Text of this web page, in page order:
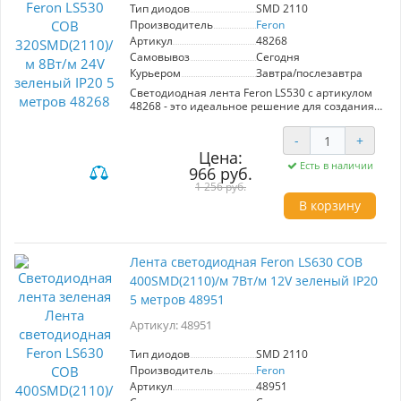
Тип диодов
SMD 2110
Производитель
Feron
Артикул
48268
Самовывоз
Сегодня
Курьером
Завтра/послезавтра
Светодиодная лента Feron LS530 с артикулом
48268 - это идеальное решение для создания
м и 320 диодов SMD 2110 на метр, она
обеспечивает яркое и равномерное свечение
в насыщенном зеленом цвете. Напряжение
24V и степень защиты IP20 делают ленту
безопасной для использования в помещениях.
Эта лента будет особенно полезна для
акцентного освещения на мероприятиях, а
вывесок. Благодаря возможности резки через
каждые 49,7 мм, вы сможете легко
адаптировать ее под любые размеры и формы.
Feron LS530 - это надежный выбор для тех, кто
ценит качество и стиль в освещении.
Цена:
966 руб.
1 256 руб.
- +
Есть в наличии
В корзину
Лента светодиодная Feron LS630 COB
400SMD(2110)/м 7Вт/м 12V зеленый IP20
5 метров 48951
Артикул: 48951
Тип диодов
SMD 2110
Производитель
Feron
Артикул
48951